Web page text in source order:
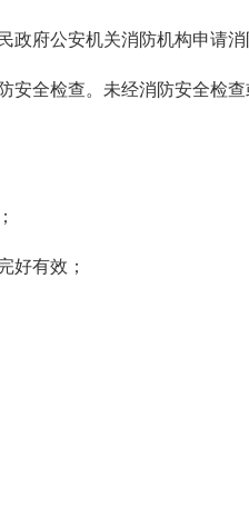
府公安机关消防机构申请消
安全检查。未经消防安全检
好有效；